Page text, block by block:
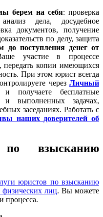
берем на себя: проверка
дела, досудебное
документов, получение
по делу, защита
до поступления денег от
участие в процессе
передать копии имеющихся
При этом юрист всегда
через Личный
и получаете бесплатные
выполненных задачах,
заседаниях. Работать с
наших доверителей об
взысканию
юристов по взысканию
лиц. Вы можете
процесса.